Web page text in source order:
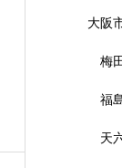
大阪
梅
福
天